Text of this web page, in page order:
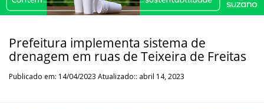
Prefeitura implementa sistema de
drenagem em ruas de Teixeira de Freitas
Publicado em: 14/04/2023 Atualizado:: abril 14, 2023